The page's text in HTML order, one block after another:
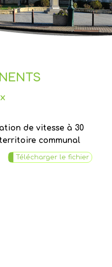
de vitesse à 30
communal
Télécharger le fichier